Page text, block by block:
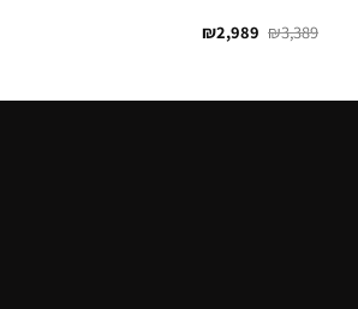
₪3,389
₪2,989